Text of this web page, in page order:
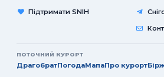
Підтримати SNIH
ПОТОЧНИЙ КУРОРТ
ДрагобратПогодаМапаПро курорт